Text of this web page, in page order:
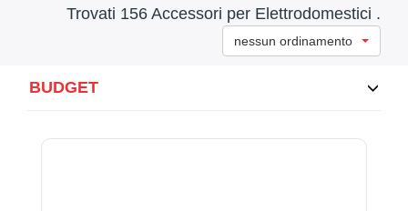
Trovati 156 Accessori per Elettrodomestici .
nessun ordinamento
BUDGET